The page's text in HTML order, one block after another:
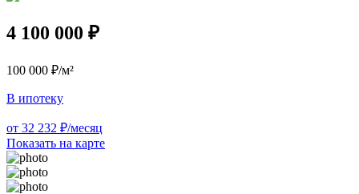
4 100 000 ₽
100 000 ₽/м²
В ипотеку
от 32 232 ₽/месяц
Показать на карте